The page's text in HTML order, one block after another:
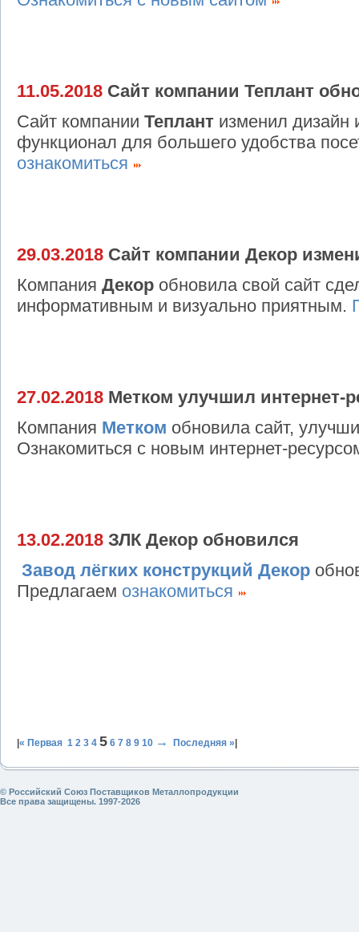
11.05.2018 Сайт компании Теплант
Сайт компании Теплант изменил дизайн
функционал для большего удобства
ознакомиться
29.03.2018 Сайт компании Декор
Компания Декор обновила свой сайт
информативным и визуально приятным.
27.02.2018 Метком улучшил интернет-
Компания Метком обновила сайт,
Ознакомиться с новым интернет-
13.02.2018 ЗЛК Декор обновился
Завод лёгких конструкций Декор
Предлагаем ознакомиться
« Первая 1 2 3 4 5 6 7 8 9 10 → Последняя »
© Российский Союз Поставщиков Металлопродукции
Все права защищены. 1997-2026